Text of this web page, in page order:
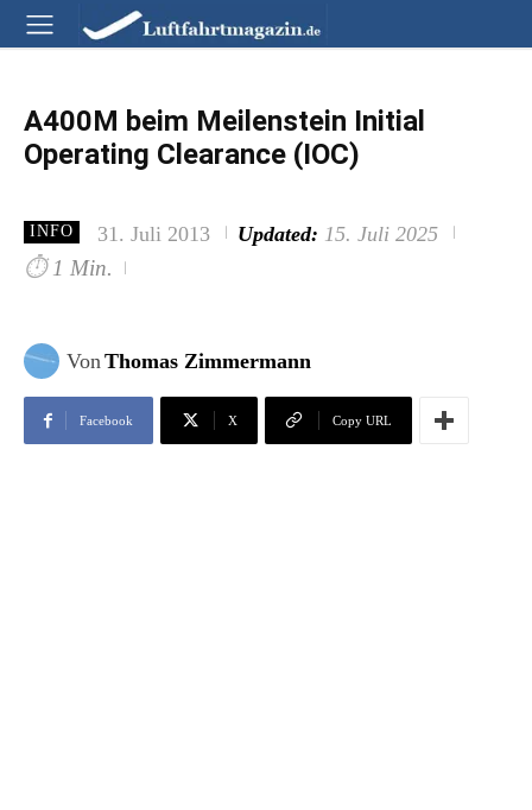
A400M beim Meilenstein Initial
Operating Clearance (IOC)
INFO 31. Juli 2013 Updated: 15. Juli 2025
⏱ 1 Min.
VonThomas Zimmermann
Facebook X Copy URL